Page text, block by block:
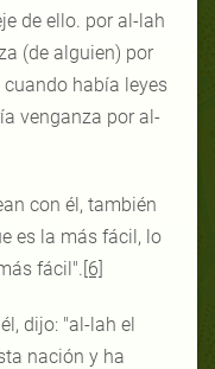
de ello. por al-lah
(de alguien) por
había leyes
venganza por al-
con él, también
es la más fácil, lo
fácil". [6]
dijo: "al-lah el
nación y ha